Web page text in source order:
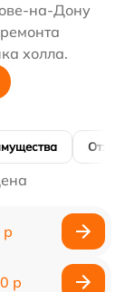
на-Дону
холла.
р
р